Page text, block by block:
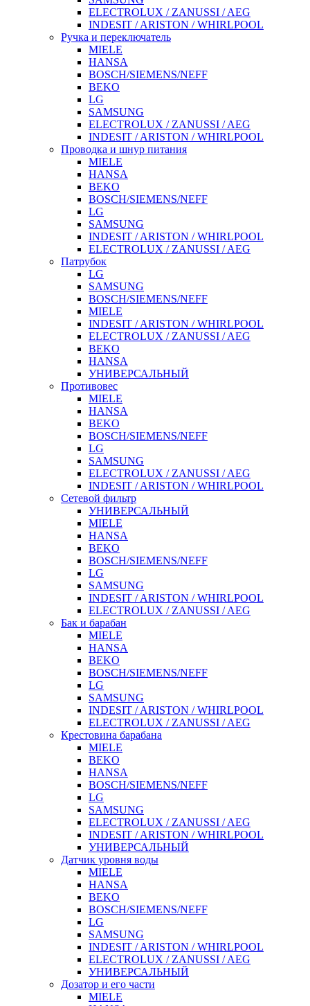
ELECTROLUX / ZANUSSI / AEG
INDESIT / ARISTON / WHIRLPOOL
Ручка и переключатель
MIELE
HANSA
BOSCH/SIEMENS/NEFF
BEKO
LG
SAMSUNG
ELECTROLUX / ZANUSSI / AEG
INDESIT / ARISTON / WHIRLPOOL
Проводка и шнур питания
MIELE
HANSA
BEKO
BOSCH/SIEMENS/NEFF
LG
SAMSUNG
INDESIT / ARISTON / WHIRLPOOL
ELECTROLUX / ZANUSSI / AEG
Патрубок
LG
SAMSUNG
BOSCH/SIEMENS/NEFF
MIELE
INDESIT / ARISTON / WHIRLPOOL
ELECTROLUX / ZANUSSI / AEG
BEKO
HANSA
УНИВЕРСАЛЬНЫЙ
Противовес
MIELE
HANSA
BEKO
BOSCH/SIEMENS/NEFF
LG
SAMSUNG
ELECTROLUX / ZANUSSI / AEG
INDESIT / ARISTON / WHIRLPOOL
Сетевой фильтр
УНИВЕРСАЛЬНЫЙ
MIELE
HANSA
BEKO
BOSCH/SIEMENS/NEFF
LG
SAMSUNG
INDESIT / ARISTON / WHIRLPOOL
ELECTROLUX / ZANUSSI / AEG
Бак и барабан
MIELE
HANSA
BEKO
BOSCH/SIEMENS/NEFF
LG
SAMSUNG
INDESIT / ARISTON / WHIRLPOOL
ELECTROLUX / ZANUSSI / AEG
Крестовина барабана
MIELE
BEKO
HANSA
BOSCH/SIEMENS/NEFF
LG
SAMSUNG
ELECTROLUX / ZANUSSI / AEG
INDESIT / ARISTON / WHIRLPOOL
УНИВЕРСАЛЬНЫЙ
Датчик уровня воды
MIELE
HANSA
BEKO
BOSCH/SIEMENS/NEFF
LG
SAMSUNG
INDESIT / ARISTON / WHIRLPOOL
ELECTROLUX / ZANUSSI / AEG
УНИВЕРСАЛЬНЫЙ
Дозатор и его части
MIELE